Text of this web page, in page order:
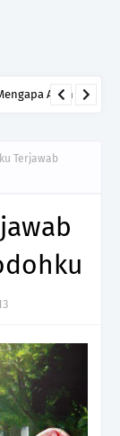
Allah
Terjawab